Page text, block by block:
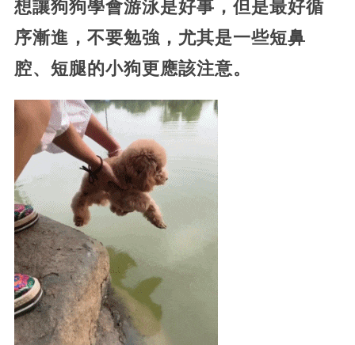
想讓狗狗學會游泳是好事，但是最好循
序漸進，不要勉強，尤其是一些短鼻
腔、短腿的小狗更應該注意。